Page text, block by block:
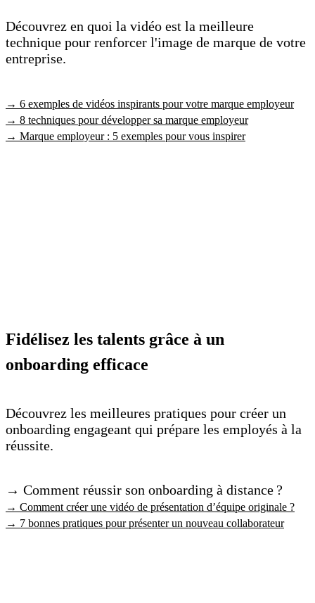
Découvrez en quoi la vidéo est la meilleure
technique pour renforcer l'image de marque de votre
entreprise.
→ 6 exemples de vidéos inspirants pour votre marque employeur
→ 8 techniques pour développer sa marque employeur
→ Marque employeur : 5 exemples pour vous inspirer
Fidélisez les talents grâce à un
onboarding efficace
Découvrez les meilleures pratiques pour créer un
onboarding engageant qui prépare les employés à la
réussite.
→ Comment réussir son onboarding à distance ?
→ Comment créer une vidéo de présentation d’équipe originale ?
→ 7 bonnes pratiques pour présenter un nouveau collaborateur